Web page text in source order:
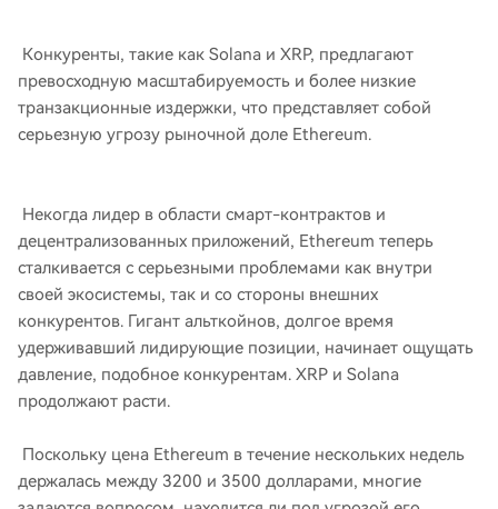
Конкуренты, такие как Solana и XRP, предлагают
превосходную масштабируемость и более низкие
транзакционные издержки, что представляет собой
серьезную угрозу рыночной доле Ethereum.
Некогда лидер в области смарт-контрактов и
децентрализованных приложений, Ethereum теперь
сталкивается с серьезными проблемами как внутри
своей экосистемы, так и со стороны внешних
конкурентов. Гигант альткойнов, долгое время
удерживавший лидирующие позиции, начинает ощущать
давление, подобное конкурентам. XRP и Solana
продолжают расти.
Поскольку цена Ethereum в течение нескольких недель
держалась между 3200 и 3500 долларами, многие